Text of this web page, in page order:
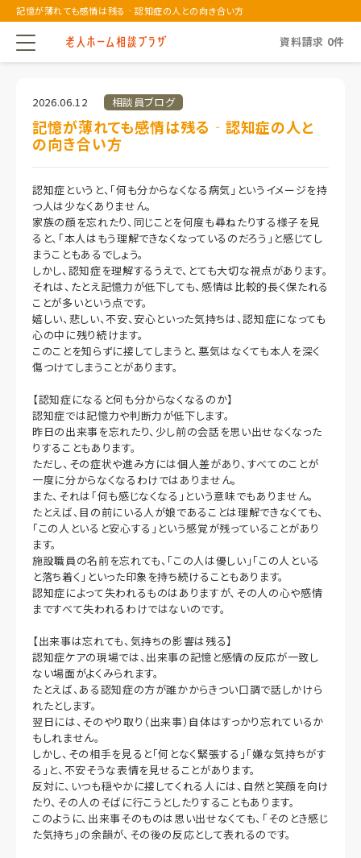
記憶が薄れても感情は残る‐認知症の人との向き合い方
資料請求 0件
2026.06.12 相談員ブログ
記憶が薄れても感情は残る‐認知症の人と
の向き合い方
認知症というと、「何も分からなくなる病気」というイメージを持
つ人は少なくありません。
家族の顔を忘れたり、同じことを何度も尋ねたりする様子を見
ると、「本人はもう理解できなくなっているのだろう」と感じてし
まうこともあるでしょう。
しかし、認知症を理解するうえで、とても大切な視点があります。
それは、たとえ記憶力が低下しても、感情は比較的長く保たれる
ことが多いという点です。
嬉しい、悲しい、不安、安心といった気持ちは、認知症になっても
心の中に残り続けます。
このことを知らずに接してしまうと、悪気はなくても本人を深く
傷つけてしまうことがあります。
【認知症になると何も分からなくなるのか】
認知症では記憶力や判断力が低下します。
昨日の出来事を忘れたり、少し前の会話を思い出せなくなった
りすることもあります。
ただし、その症状や進み方には個人差があり、すべてのことが
一度に分からなくなるわけではありません。
また、それは「何も感じなくなる」という意味でもありません。
たとえば、目の前にいる人が娘であることは理解できなくても、
「この人といると安心する」という感覚が残っていることがあり
ます。
施設職員の名前を忘れても、「この人は優しい」「この人といる
と落ち着く」といった印象を持ち続けることもあります。
認知症によって失われるものはありますが、その人の心や感情
まですべて失われるわけではないのです。
【出来事は忘れても、気持ちの影響は残る】
認知症ケアの現場では、出来事の記憶と感情の反応が一致し
ない場面がよくみられます。
たとえば、ある認知症の方が誰かからきつい口調で話しかけら
れたとします。
翌日には、そのやり取り（出来事）自体はすっかり忘れているか
もしれません。
しかし、その相手を見ると「何となく緊張する」「嫌な気持ちがす
る」と、不安そうな表情を見せることがあります。
反対に、いつも穏やかに接してくれる人には、自然と笑顔を向け
たり、その人のそばに行こうとしたりすることもあります。
このように、出来事そのものは思い出せなくても、「そのとき感じ
た気持ち」の余韻が、その後の反応として表れるのです。